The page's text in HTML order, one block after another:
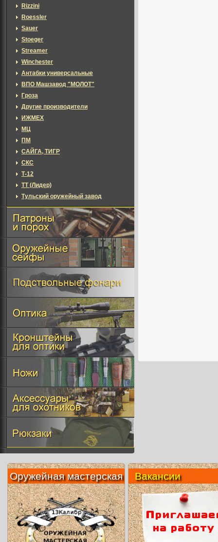
Rizzini
Roessler
Sauer
Stoeger
Streamer
Winchester
Антабки универсальные
ВПО Машзавод "МОЛОТ"
Гроза
Другие производители
ИЖМЕХ
МЦ
ПМ
САЙГА, ТИГР
СКС
Т-12
ТТ (Лидер)
Тульский оружейный завод
Оружейная мастерскаяВакансии